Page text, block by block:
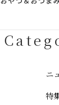
ニ
特